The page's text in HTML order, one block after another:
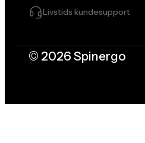
Livstids kundesupport
© 2026 Spinergo